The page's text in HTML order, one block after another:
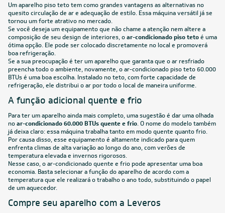
Um aparelhopiso tetotem como grandes vantagens as alternativas no
quesito circulação de ar e adequação de estilo. Essa máquina versátil já se
tornou um forte atrativo no mercado.
Se você deseja um equipamento que não chame a atenção nem altere a
composição de seu design de interiores, oar-condicionado piso tetoé uma
ótima opção. Ele pode ser colocado discretamente no local e promoverá
boa refrigeração.
Se a sua preocupação é ter um aparelho que garanta que o ar resfriado
preencha todo o ambiente, novamente, o ar-condicionado piso teto 60.000
BTUs é uma boa escolha. Instalado no teto, com forte capacidade de
refrigeração, ele distribui o ar por todo o local de maneira uniforme.
A função adicional quente e frio
Para ter um aparelho ainda mais completo, uma sugestão é dar uma olhada
noar-condicionado 60.000 BTUs quente e frio. O nome do modelo também
já deixa claro: essa máquina trabalha tanto em modo quente quanto frio.
Por causa disso, esse equipamento é altamente indicado para quem
enfrenta climas de alta variação ao longo do ano, com verões de
temperatura elevada e invernos rigorosos.
Nesse caso, o ar-condicionadoquente e friopode apresentar uma boa
economia. Basta selecionar a função do aparelho de acordo com a
temperatura que ele realizará o trabalho o ano todo, substituindo o papel
de um aquecedor.
Compre seu aparelho com a Leveros